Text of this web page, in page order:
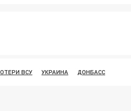
ВСУ УКРАИНА ДОНБАСС